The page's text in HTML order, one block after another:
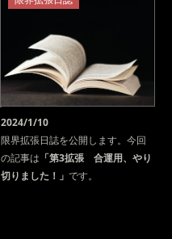
2024/1/10
限界拡張日誌を公開します。今回
の記事は 「第3拡張 合運用、やり
切りました！」です。